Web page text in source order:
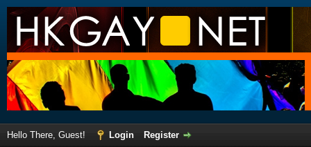
Hello There, Guest! Login
Register